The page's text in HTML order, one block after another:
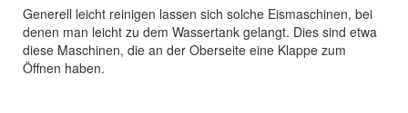
Generell leicht reinigen lassen sich solche Eismaschinen, bei
denen man leicht zu dem Wassertank gelangt. Dies sind etwa
diese Maschinen, die an der Oberseite eine Klappe zum
Öffnen haben.